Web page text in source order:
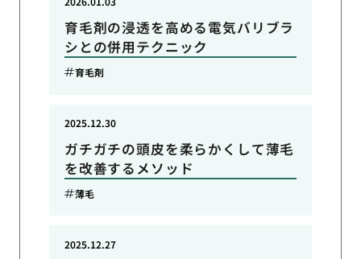
育毛剤の浸透を高める電気バリブラ
シとの併用テクニック
育毛剤
ガチガチの頭皮を柔らかくして薄毛
を改善するメソッド
2025.12.30
薄毛
2025.12.27